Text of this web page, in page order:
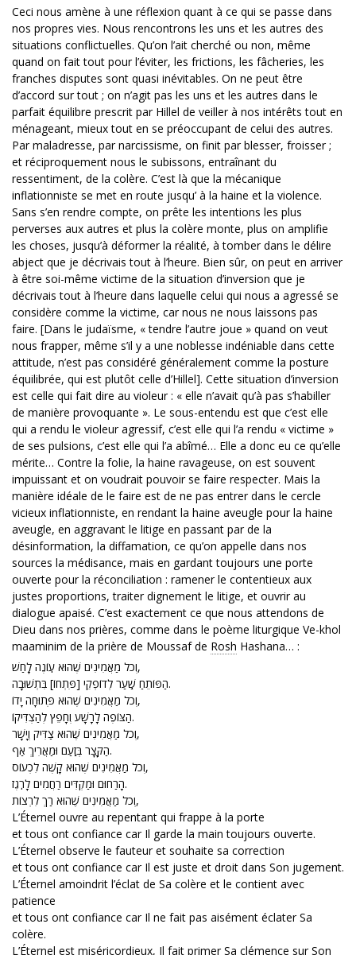
Ceci nous amène à une réflexion quant à ce qui se passe dans
nos propres vies. Nous rencontrons les uns et les autres des
situations conflictuelles. Qu’on l’ait cherché ou non, même
quand on fait tout pour l’éviter, les frictions, les fâcheries, les
franches disputes sont quasi inévitables. On ne peut être
d’accord sur tout ; on n’agit pas les uns et les autres dans le
parfait équilibre prescrit par Hillel de veiller à nos intérêts tout en
ménageant, mieux tout en se préoccupant de celui des autres.
Par maladresse, par narcissisme, on finit par blesser, froisser ;
et réciproquement nous le subissons, entraînant du
ressentiment, de la colère. C’est là que la mécanique
inflationniste se met en route jusqu’ à la haine et la violence.
Sans s’en rendre compte, on prête les intentions les plus
perverses aux autres et plus la colère monte, plus on amplifie
les choses, jusqu’à déformer la réalité, à tomber dans le délire
abject que je décrivais tout à l’heure. Bien sûr, on peut en arriver
à être soi-même victime de la situation d’inversion que je
décrivais tout à l’heure dans laquelle celui qui nous a agressé se
considère comme la victime, car nous ne nous laissons pas
faire. [Dans le judaïsme, « tendre l’autre joue » quand on veut
nous frapper, même s’il y a une noblesse indéniable dans cette
attitude, n’est pas considéré généralement comme la posture
équilibrée, qui est plutôt celle d’Hillel]. Cette situation d’inversion
est celle qui fait dire au violeur : « elle n’avait qu’à pas s’habiller
de manière provoquante ». Le sous-entendu est que c’est elle
qui a rendu le violeur agressif, c’est elle qui l’a rendu « victime »
de ses pulsions, c’est elle qui l’a abîmé… Elle a donc eu ce qu’elle
mérite… Contre la folie, la haine ravageuse, on est souvent
impuissant et on voudrait pouvoir se faire respecter. Mais la
manière idéale de le faire est de ne pas entrer dans le cercle
vicieux inflationniste, en rendant la haine aveugle pour la haine
aveugle, en aggravant le litige en passant par de la
désinformation, la diffamation, ce qu’on appelle dans nos
sources la médisance, mais en gardant toujours une porte
ouverte pour la réconciliation : ramener le contentieux aux
justes proportions, traiter dignement le litige, et ouvrir au
dialogue apaisé. C’est exactement ce que nous attendons de
Dieu dans nos prières, comme dans le poème liturgique Ve-khol
maaminim de la prière de Moussaf de Rosh Hashana… :
וְכֹל מַאֲמִינִים שֶׁהוּא עֽוֹנֶה לָֽחַשׁ,
הַפּוֹתֵחַ שַֽׁעַר לְדוֹפְקֵי [פִּתְחוֹ] בִּתְשׁוּבָה.
וְכֹל מַאֲמִינִים שֶׁהוּא פְּתוּחָה יָדוֹ,
הַצּוֹפֶה לָרָשָׁע וְחָפֵץ לְהַצְדִּיקוֹ.
וְכֹל מַאֲמִינִים שֶׁהוּא צַדִּיק וְיָשָׁר,
הַקָּצָר בְּזַֽעַם וּמַאֲרִיךְ אַף.
וְכֹל מַאֲמִינִים שֶׁהוּא קָשֶׁה לִכְעוֹס,
הָרַחוּם וּמַקְדִּים רַחֲמִים לָרֹֽגֶז.
וְכֹל מַאֲמִינִים שֶׁהוּא רַךְ לִרְצוֹת,
L’Éternel ouvre au repentant qui frappe à la porte
et tous ont confiance car Il garde la main toujours ouverte.
L’Éternel observe le fauteur et souhaite sa correction
et tous ont confiance car Il est juste et droit dans Son jugement.
L’Éternel amoindrit l’éclat de Sa colère et le contient avec
patience
et tous ont confiance car Il ne fait pas aisément éclater Sa
colère.
L’Éternel est miséricordieux, Il fait primer Sa clémence sur Son